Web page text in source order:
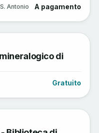
Antonio A pagamento
di
Gratuito